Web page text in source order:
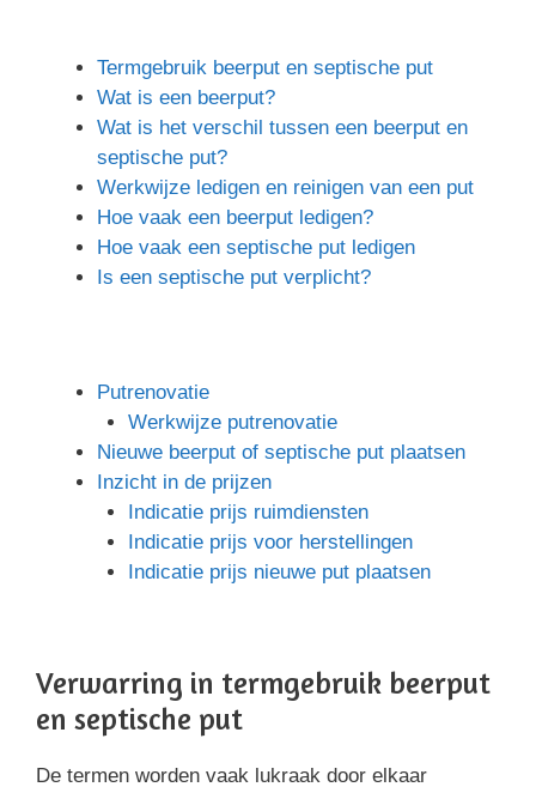
Termgebruik beerput en septische put
Wat is een beerput?
Wat is het verschil tussen een beerput en
septische put?
Werkwijze ledigen en reinigen van een put
Hoe vaak een beerput ledigen?
Hoe vaak een septische put ledigen
Is een septische put verplicht?
Putrenovatie
Werkwijze putrenovatie
Nieuwe beerput of septische put plaatsen
Inzicht in de prijzen
Indicatie prijs ruimdiensten
Indicatie prijs voor herstellingen
Indicatie prijs nieuwe put plaatsen
Verwarring in termgebruik beerput
en septische put
De termen worden vaak lukraak door elkaar